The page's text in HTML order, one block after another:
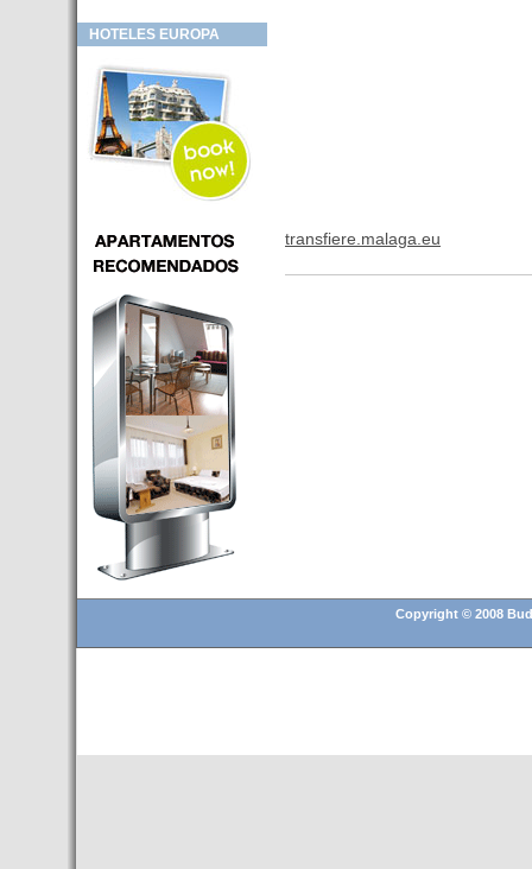
Hotel en venta en zona PRIME
- Inversor para hotel
- Hotel en venta Budapest
- Budapest y Cracovia, las
ciudades de moda en 2018
- Inaugurado en BUDAPEST el
puede ser controlado por
Smarthfones de sus clientes
- HOTEL Moments Budapest,
éste sí es un ‘gran hotel
Budapest’.
- Hoteles en BUDAPEST:
Resultados octubre de 2016,
subida del 15% ocupación y
del 25,6% en el RevPar
- Nuevo Hotel en Budapest
bajo la marca Exe Hotusa
- Transfer Aeropuerto de
BUDAPEST
HOTELES EUROPA
transfiere.malaga.eu
Copyright © 2008